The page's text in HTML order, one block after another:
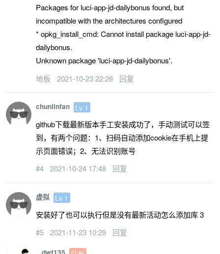
Packages for luci-app-jd-dailybonus found, but
incompatible with the architectures configured
* opkg_install_cmd: Cannot install package luci-app-jd-
dailybonus.
Unknown package 'luci-app-jd-dailybonus'.
地板
2021-10-23 22:28 回复
chunlinfan
Lv 1
github下载最新版本手工安装成功了，手动测试可以签
到，有两个问题：1、扫码自动添加cookie在手机上提
示页面错误；2、无法识别账号
#4
2021-10-24 17:48 回复
虚拟
Lv 1
安装好了也可以执行但是没有最新活动怎么添加库 3
#5
2021-11-23 10:29 回复